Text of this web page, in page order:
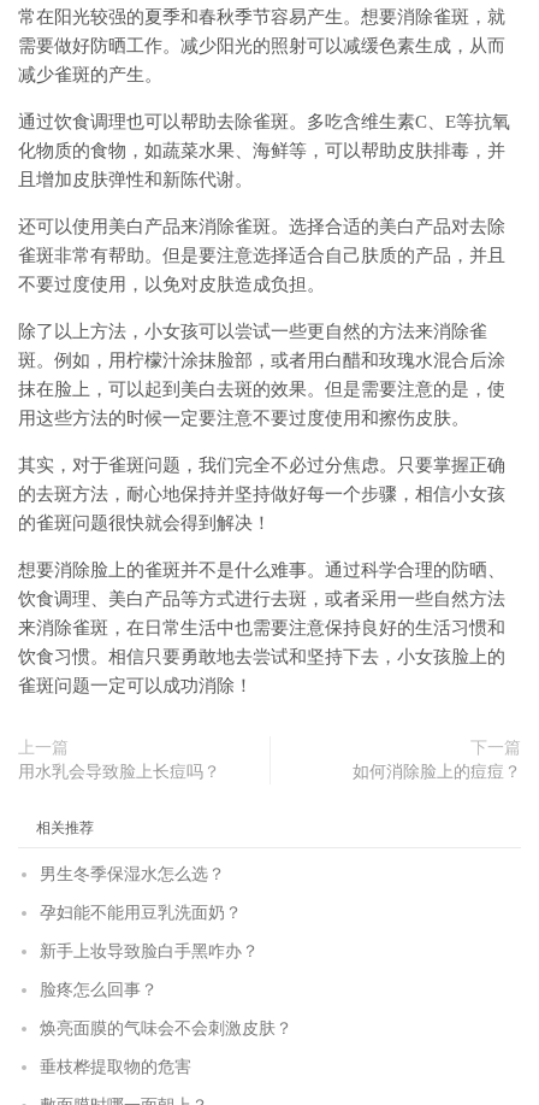
常在阳光较强的夏季和春秋季节容易产生。想要消除雀斑，就
需要做好防晒工作。减少阳光的照射可以减缓色素生成，从而
减少雀斑的产生。
通过饮食调理也可以帮助去除雀斑。多吃含维生素C、E等抗氧
化物质的食物，如蔬菜水果、海鲜等，可以帮助皮肤排毒，并
且增加皮肤弹性和新陈代谢。
还可以使用美白产品来消除雀斑。选择合适的美白产品对去除
雀斑非常有帮助。但是要注意选择适合自己肤质的产品，并且
不要过度使用，以免对皮肤造成负担。
除了以上方法，小女孩可以尝试一些更自然的方法来消除雀
斑。例如，用柠檬汁涂抹脸部，或者用白醋和玫瑰水混合后涂
抹在脸上，可以起到美白去斑的效果。但是需要注意的是，使
用这些方法的时候一定要注意不要过度使用和擦伤皮肤。
其实，对于雀斑问题，我们完全不必过分焦虑。只要掌握正确
的去斑方法，耐心地保持并坚持做好每一个步骤，相信小女孩
的雀斑问题很快就会得到解决！
想要消除脸上的雀斑并不是什么难事。通过科学合理的防晒、
饮食调理、美白产品等方式进行去斑，或者采用一些自然方法
来消除雀斑，在日常生活中也需要注意保持良好的生活习惯和
饮食习惯。相信只要勇敢地去尝试和坚持下去，小女孩脸上的
雀斑问题一定可以成功消除！
上一篇
用水乳会导致脸上长痘吗？
下一篇
如何消除脸上的痘痘？
相关推荐
男生冬季保湿水怎么选？
孕妇能不能用豆乳洗面奶？
新手上妆导致脸白手黑咋办？
脸疼怎么回事？
焕亮面膜的气味会不会刺激皮肤？
垂枝桦提取物的危害